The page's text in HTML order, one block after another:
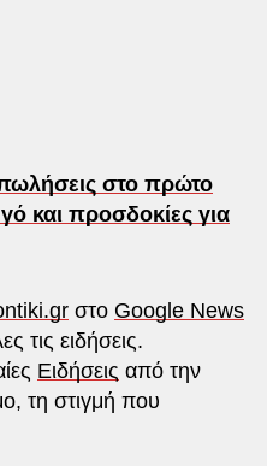
στο πρώτο
και προσδοκίες για
στο Google News
τις ειδήσεις.
Ειδήσεις από την
τη στιγμή που